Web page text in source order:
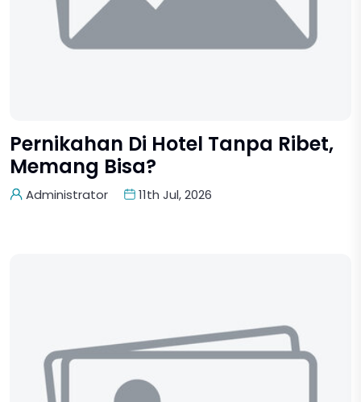
Pernikahan Di Hotel Tanpa Ribet,
Memang Bisa?
Administrator 11th Jul, 2026